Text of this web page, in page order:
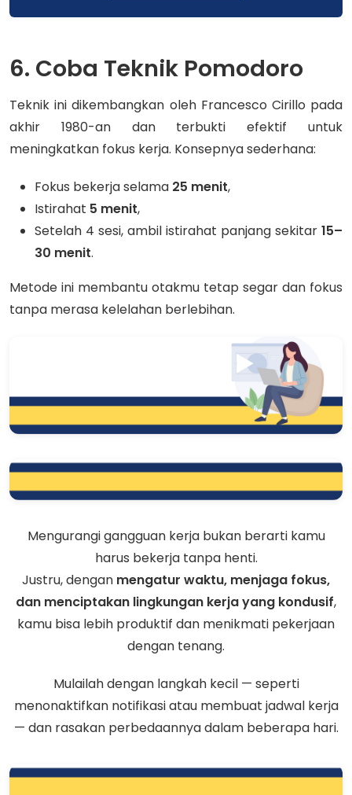
6. Coba Teknik Pomodoro
Teknik ini dikembangkan oleh Francesco Cirillo pada
akhir 1980-an dan terbukti efektif untuk
meningkatkan fokus kerja. Konsepnya sederhana:
Fokus bekerja selama 25 menit,
Istirahat 5 menit,
Setelah 4 sesi, ambil istirahat panjang sekitar 15–
30 menit.
Metode ini membantu otakmu tetap segar dan fokus
tanpa merasa kelelahan berlebihan.
Mengurangi gangguan kerja bukan berarti kamu
harus bekerja tanpa henti.
Justru, dengan mengatur waktu, menjaga fokus,
dan menciptakan lingkungan kerja yang kondusif,
kamu bisa lebih produktif dan menikmati pekerjaan
dengan tenang.
Mulailah dengan langkah kecil — seperti
menonaktifkan notifikasi atau membuat jadwal kerja
— dan rasakan perbedaannya dalam beberapa hari.